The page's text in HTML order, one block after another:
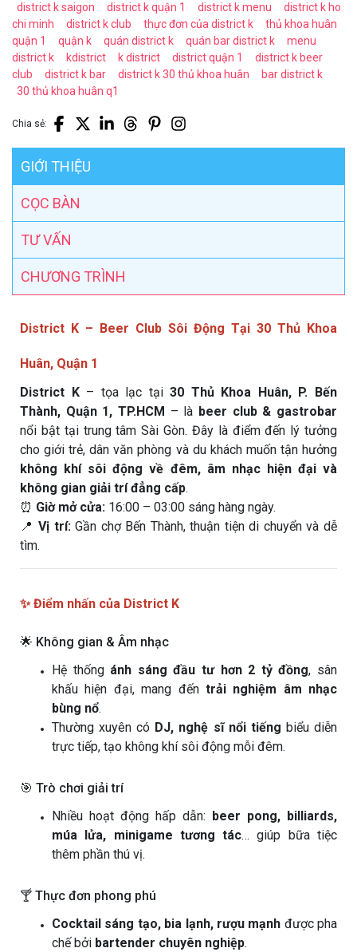
district k saigon
district k quận 1 district k menu
district k ho
chi minh
district k club thực đơn của district k
thủ khoa huân
quận 1
quận k quán district k quán bar district k
menu
district k
kdistrict k district district quận 1
district k beer
club
district k bar district k 30 thủ khoa huân
bar district k
30 thủ khoa huân q1
Chia sẻ:
GIỚI THIỆU
CỌC BÀN
TƯ VẤN
CHƯƠNG TRÌNH
District K – Beer Club Sôi Động Tại 30 Thủ Khoa
Huân, Quận 1
District K– tọa lạc tại30 Thủ Khoa Huân, P. Bến
Thành, Quận 1, TP.HCM – là beer club & gastrobar
nổi bật tại trung tâm Sài Gòn. Đây là điểm đến lý tưởng
cho giới trẻ, dân văn phòng và du khách muốn tận hưởng
không khí sôi động về đêm, âm nhạc hiện đại và
không gian giải trí đẳng cấp.
⏰ Giờ mở cửa: 16:00 – 03:00 sáng hàng ngày.
📍Vị trí:Gần chợ Bến Thành, thuận tiện di chuyển và dễ
tìm.
✨ Điểm nhấn của District K
🌟 Không gian & Âm nhạc
Hệ thống ánh sáng đầu tư hơn 2 tỷ đồng, sân
khấu hiện đại, mang đến trải nghiệm âm nhạc
bùng nổ.
Thường xuyên có DJ, nghệ sĩ nổi tiếng biểu diễn
trực tiếp, tạo không khí sôi động mỗi đêm.
🎯 Trò chơi giải trí
Nhiều hoạt động hấp dẫn: beer pong, billiards,
múa lửa, minigame tương tác… giúp bữa tiệc
thêm phần thú vị.
🍸 Thực đơn phong phú
Cocktail sáng tạo, bia lạnh, rượu mạnh được pha
chế bởi bartender chuyên nghiệp.